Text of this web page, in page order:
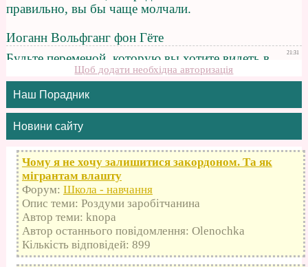
Щоб додати необхідна авторизація
Наш Порадник
Новини сайту
Чому я не хочу залишитися закордоном. Та як
мігрантам влашту
Форум: Школа - навчання
Опис теми: Роздуми заробітчанина
Автор теми: knopa
Автор останнього повідомлення: Olenochka
Кількість відповідей: 899